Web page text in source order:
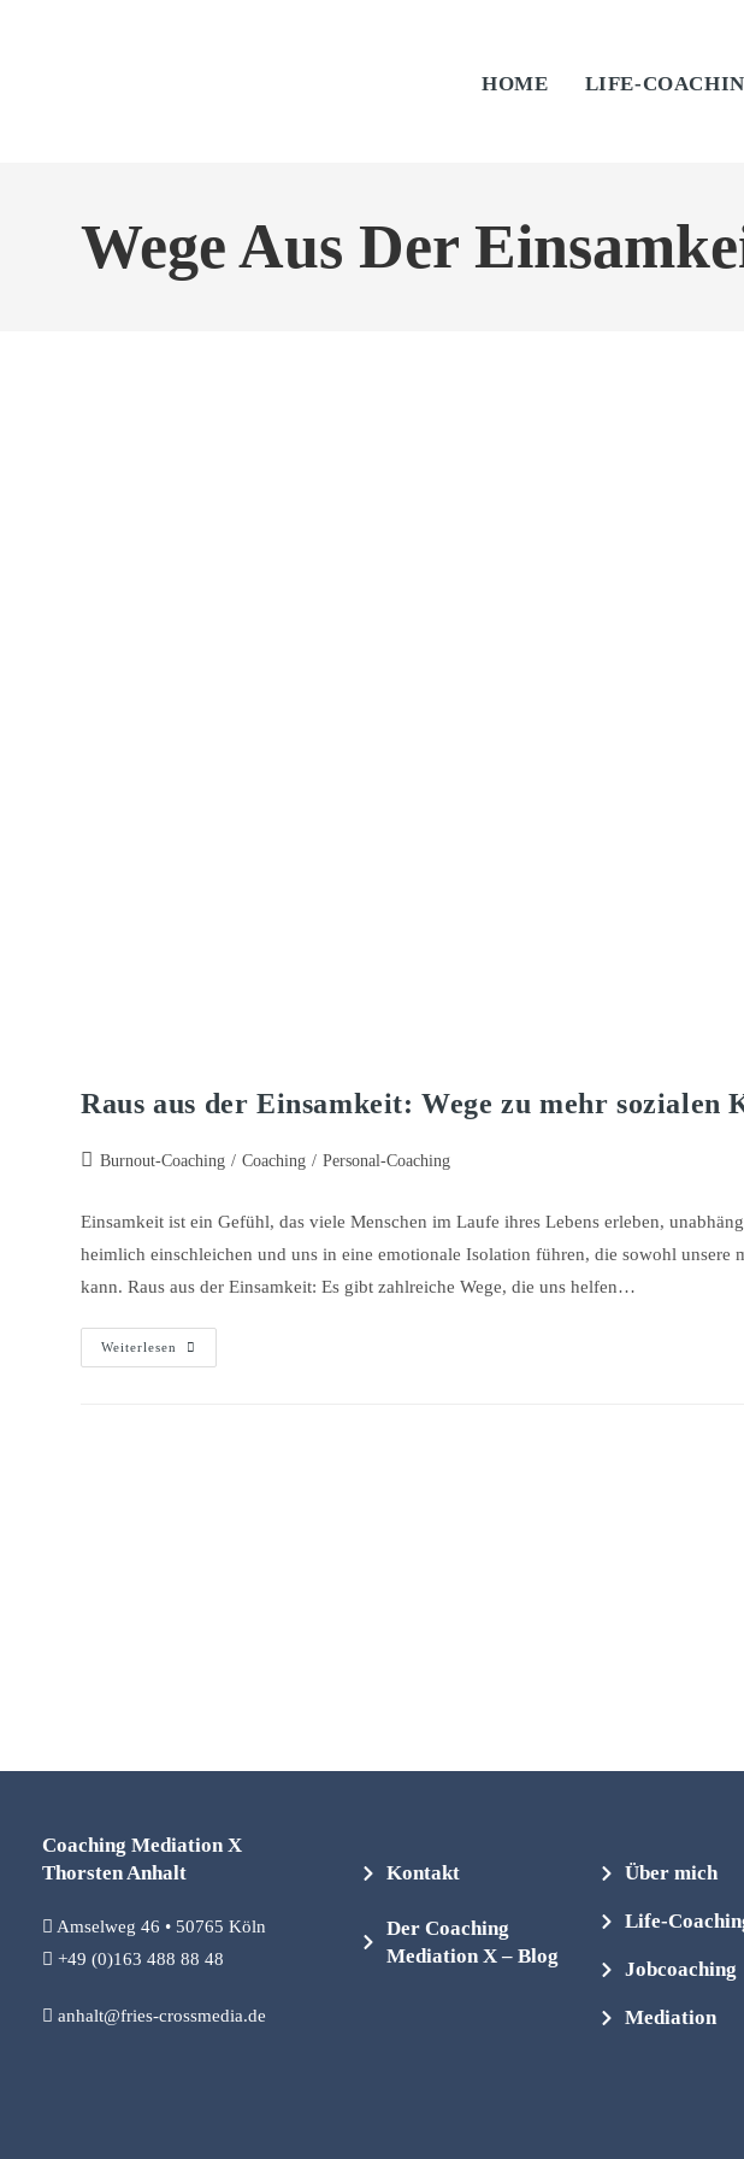
HOME LIFE-
Wege Aus Der
Raus aus der Einsamkeit: Wege zu mehr
Burnout-Coaching / Coaching / Personal-Coaching
Einsamkeit ist ein Gefühl, das viele Menschen im Laufe ihres Lebens erleben,
heimlich einschleichen und uns in eine emotionale Isolation führen, die sowohl unsere
kann. Raus aus der Einsamkeit: Es gibt zahlreiche Wege, die uns helfen…
Weiterlesen
Coaching Mediation X
Thorsten Anhalt
Amselweg 46 • 50765 Köln
+49 (0)163 488 88 48
anhalt@fries-crossmedia.de
Kontakt
Der Coaching
Mediation X – Blog
Über mich
Life-
Jobcoaching
Mediation